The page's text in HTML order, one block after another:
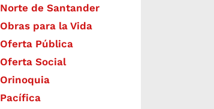
Norte de Santander
Obras para la Vida
Oferta Pública
Oferta Social​​
Orinoquia
Pacífica